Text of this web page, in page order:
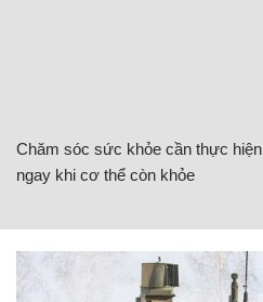
Chăm sóc sức khỏe cần thực hiện
ngay khi cơ thể còn khỏe